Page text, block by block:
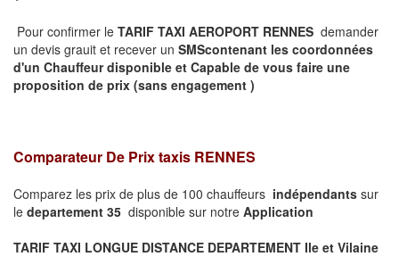
Pour confirmer le TARIF TAXI AEROPORT RENNES demander
un devis grauit et recever un SMScontenant les coordonnées
d'un Chauffeur disponible et Capable de vous faire une
proposition de prix (sans engagement )
Comparateur De Prix taxis RENNES
Comparez les prix de plus de 100 chauffeurs indépendants sur
le departement 35 disponible sur notre Application
TARIF TAXI LONGUE DISTANCE DEPARTEMENT Ile et Vilaine